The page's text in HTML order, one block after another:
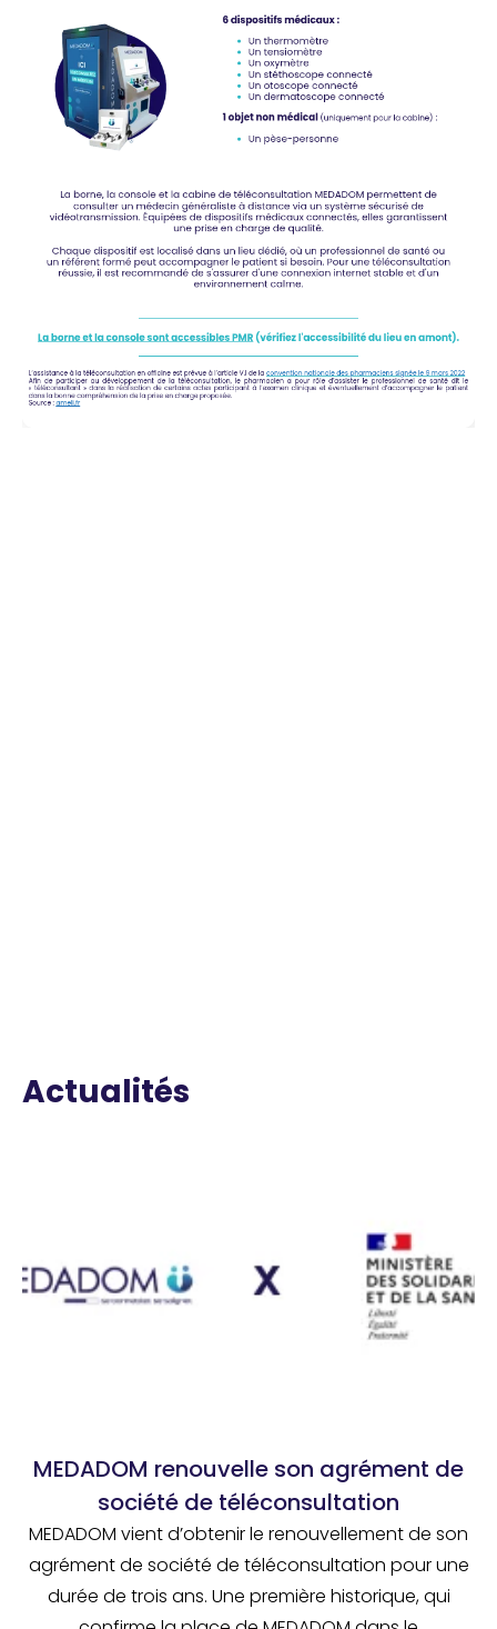
Actualités
MEDADOM renouvelle son agrément de
société de téléconsultation
MEDADOM vient d’obtenir le renouvellement de son
agrément de société de téléconsultation pour une
durée de trois ans. Une première historique, qui